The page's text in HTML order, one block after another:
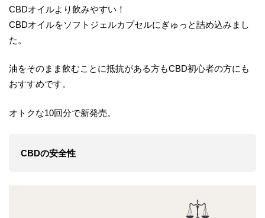
CBDオイルより飲みやすい！
CBDオイルをソフトジェルカプセルにぎゅっと詰め込みまし
た。
油をそのまま飲むことに抵抗がある方もCBD初心者の方にも
おすすめです。
オトクな10回分で新発売。
CBDの安全性